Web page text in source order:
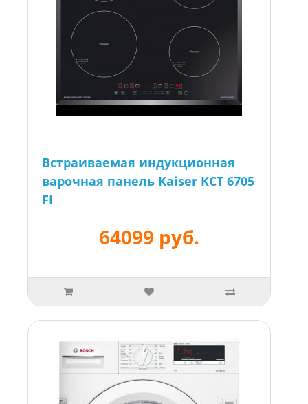
Встраиваемая индукционная
варочная панель Kaiser KCT 6705
FI
64099 руб.